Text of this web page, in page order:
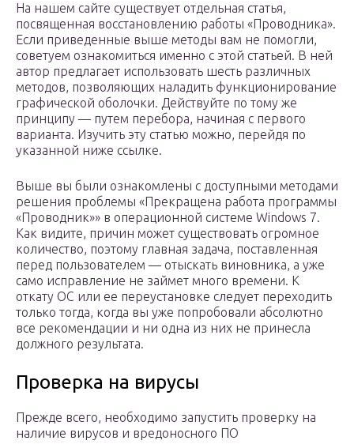
На нашем сайте существует отдельная статья,
посвященная восстановлению работы «Проводника».
Если приведенные выше методы вам не помогли,
советуем ознакомиться именно с этой статьей. В ней
автор предлагает использовать шесть различных
методов, позволяющих наладить функционирование
графической оболочки. Действуйте по тому же
принципу — путем перебора, начиная с первого
варианта. Изучить эту статью можно, перейдя по
указанной ниже ссылке.
Выше вы были ознакомлены с доступными методами
решения проблемы «Прекращена работа программы
«Проводник»» в операционной системе Windows 7.
Как видите, причин может существовать огромное
количество, поэтому главная задача, поставленная
перед пользователем — отыскать виновника, а уже
само исправление не займет много времени. К
откату ОС или ее переустановке следует переходить
только тогда, когда вы уже попробовали абсолютно
все рекомендации и ни одна из них не принесла
должного результата.
Проверка на вирусы
Прежде всего, необходимо запустить проверку на
наличие вирусов и вредоносного ПО